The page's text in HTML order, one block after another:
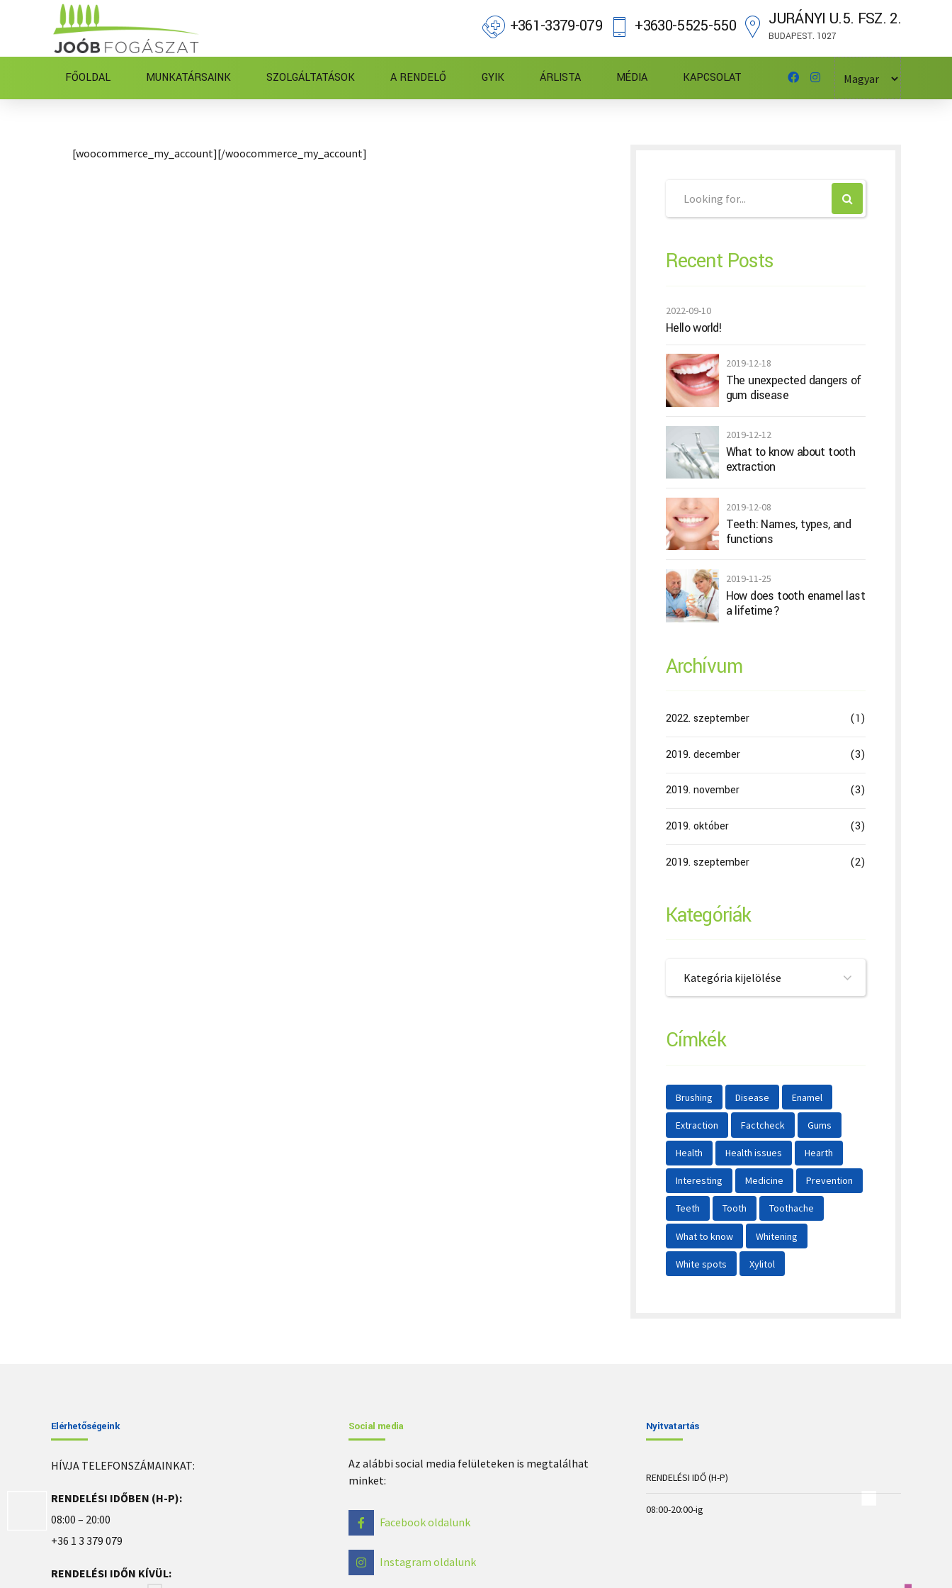
+361-3379-079 +3630-5525-550 JURÁNYI U.5. FSZ. 2.
BUDAPEST. 1027
FŐOLDAL MUNKATÁRSAINK SZOLGÁLTATÁSOK A RENDELŐ GYIK ÁRLISTA MÉDIA KAPCSOLAT
[woocommerce_my_account][/woocommerce_my_account]
Recent Posts
2022-09-10
Hello world!
2019-12-18
The unexpected dangers of
gum disease
2019-12-12
What to know about tooth
extraction
2019-12-08
Teeth: Names, types, and
functions
2019-11-25
How does tooth enamel last
a lifetime?
Archívum
2022. szeptember (1)
2019. december (3)
2019. november (3)
2019. október (3)
2019. szeptember (2)
Kategóriák
Kategória kijelölése
Címkék
Brushing Disease Enamel
Extraction Factcheck Gums
Health Health issues Hearth
Interesting Medicine Prevention
Teeth Tooth Toothache
What to know Whitening
White spots Xylitol
Elérhetőségeink
HÍVJA TELEFONSZÁMAINKAT:
RENDELÉSI IDŐBEN (H-P):
08:00 – 20:00
+36 1 3 379 079
RENDELÉSI IDŐN KÍVÜL:
Social media
Az alábbi social media felületeken is megtalálhat
minket:
Facebook oldalunk
Instagram oldalunk
Nyitvatartás
RENDELÉSI IDŐ (H-P)
08:00-20:00-ig